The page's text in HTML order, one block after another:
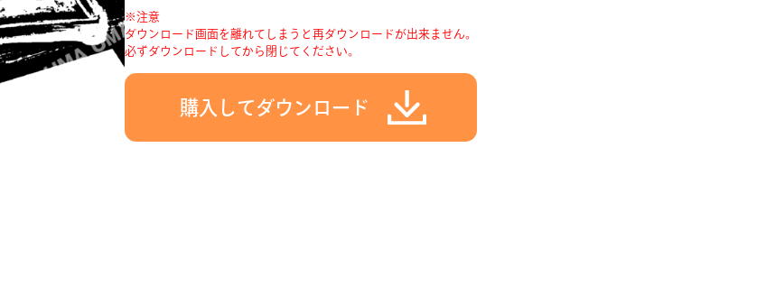
※注意
ダウンロード画面を離れてしまうと再ダウンロードが出来ません。
必ずダウンロードしてから閉じてください。
購入してダウンロード